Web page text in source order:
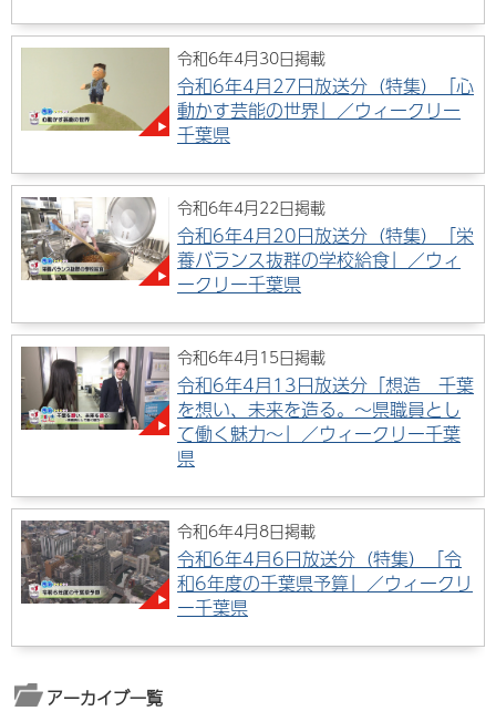
令和6年4月30日掲載
令和6年4月27日放送分（特集）「心
動かす芸能の世界」／ウィークリー
千葉県
令和6年4月22日掲載
令和6年4月20日放送分（特集）「栄
養バランス抜群の学校給食」／ウィ
ークリー千葉県
令和6年4月15日掲載
令和6年4月13日放送分「想造 千葉
を想い、未来を造る。～県職員とし
て働く魅力～」／ウィークリー千葉
県
令和6年4月8日掲載
令和6年4月6日放送分（特集）「令
和6年度の千葉県予算」／ウィークリ
ー千葉県
アーカイブ一覧